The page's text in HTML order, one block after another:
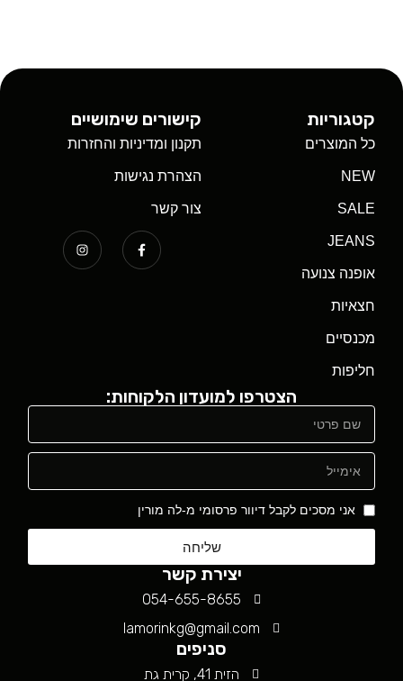
קטגוריות
כל המוצרים
NEW
SALE
JEANS
אופנה צנועה
חצאיות
מכנסיים
חליפות
קישורים שימושיים
תקנון ומדיניות והחזרות
הצהרת נגישות
צור קשר
הצטרפו למועדון הלקוחות:
אני מסכים לקבל דיוור פרסומי מ-לה מורין
שליחה
יצירת קשר
054-655-8655
lamorinkg@gmail.com
סניפים
הזית 41, קרית גת